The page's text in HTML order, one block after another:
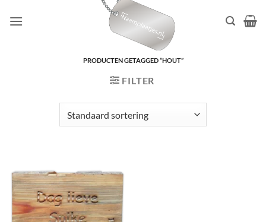
naar
PRODUCTEN GETAGGED “HOUT”
FILTER